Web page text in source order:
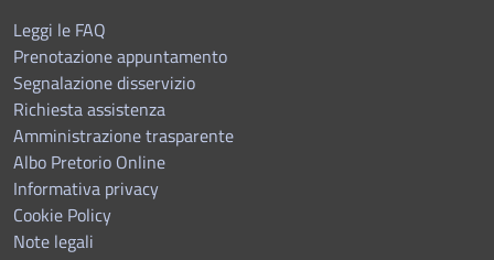
Leggi le FAQ
Prenotazione appuntamento
Segnalazione disservizio
Richiesta assistenza
Amministrazione trasparente
Albo Pretorio Online
Informativa privacy
Cookie Policy
Note legali